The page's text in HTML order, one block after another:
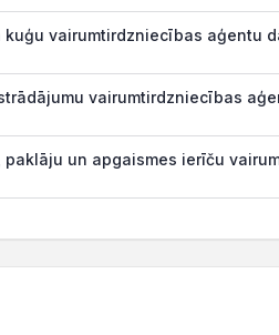
vairumtirdzniecības aģentu
vairumtirdzniecības
un apgaismes ierīču